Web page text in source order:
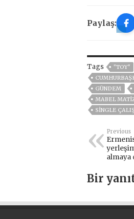
Paylaş:
Tags "TOY"
GÜNDEM
MABEL
SİNGLE
Previous
almaya
Bir